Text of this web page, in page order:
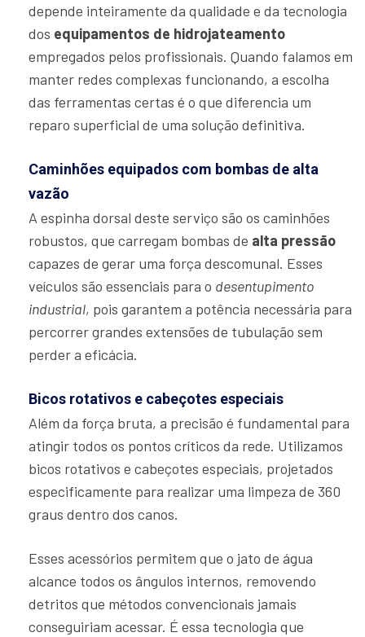
depende inteiramente da qualidade e da tecnologia
dos equipamentos de hidrojateamento
empregados pelos profissionais. Quando falamos em
manter redes complexas funcionando, a escolha
das ferramentas certas é o que diferencia um
reparo superficial de uma solução definitiva.
Caminhões equipados com bombas de alta
vazão
A espinha dorsal deste serviço são os caminhões
robustos, que carregam bombas de alta pressão
capazes de gerar uma força descomunal. Esses
veículos são essenciais para o desentupimento
industrial, pois garantem a potência necessária para
percorrer grandes extensões de tubulação sem
perder a eficácia.
Bicos rotativos e cabeçotes especiais
Além da força bruta, a precisão é fundamental para
atingir todos os pontos críticos da rede. Utilizamos
bicos rotativos e cabeçotes especiais, projetados
especificamente para realizar uma limpeza de 360
graus dentro dos canos.
Esses acessórios permitem que o jato de água
alcance todos os ângulos internos, removendo
detritos que métodos convencionais jamais
conseguiriam acessar. É essa tecnologia que